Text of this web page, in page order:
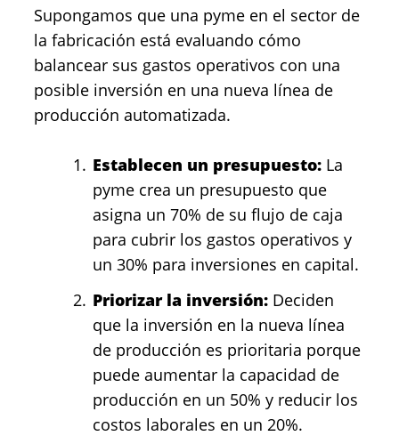
Supongamos que una pyme en el sector de
la fabricación está evaluando cómo
balancear sus gastos operativos con una
posible inversión en una nueva línea de
producción automatizada.
Establecen un presupuesto: La
pyme crea un presupuesto que
asigna un 70% de su flujo de caja
para cubrir los gastos operativos y
un 30% para inversiones en capital.
Priorizar la inversión: Deciden
que la inversión en la nueva línea
de producción es prioritaria porque
puede aumentar la capacidad de
producción en un 50% y reducir los
costos laborales en un 20%.